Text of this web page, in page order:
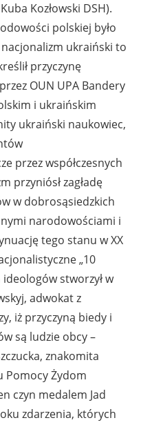
Kozłowski DSH).
polskiej było
ukraiński to
przyczynę
OUN UPA Bandery
i ukraińskim
ukraiński naukowiec,
przez współczesnych
przyniósł zagładę
w dobrosąsiedzkich
narodowościami i
tego stanu w XX
„10
stworzył w
adwokat z
iż przyczyną biedy i
są ludzie obcy –
znakomita
Pomocy Żydom
czyn medalem Jad
zdarzenia, których